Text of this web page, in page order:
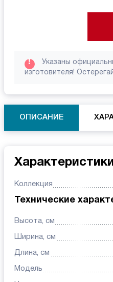
!
Указаны
изготовителя!
ОПИСАНИЕ
Коллекция
Технические
Высота, см
Ширина, см
Длина, см
Модель